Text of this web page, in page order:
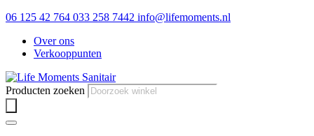
06 125 42 764 033 258 7442 info@lifemoments.nl
Over ons
Verkooppunten
Producten zoeken